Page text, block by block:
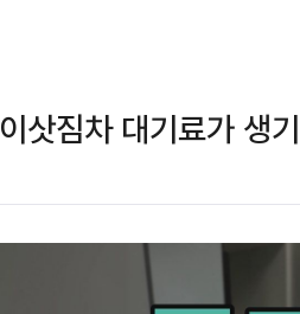
삿짐차 대기료가 생